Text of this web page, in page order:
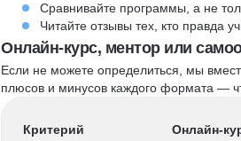
Сравнивайте программы, а не
Читайте отзывы тех, кто правда
Онлайн-курс, ментор или
Если не можете определиться, мы
плюсов и минусов каждого формата —
Критерий Онлайн-